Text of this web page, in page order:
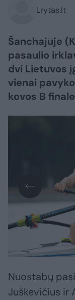
Lrytas.lt
Šanchajuje
pasaulio
dvi Lietuvos
vienai
kovos B
Nuostabų
Juškevičius ir